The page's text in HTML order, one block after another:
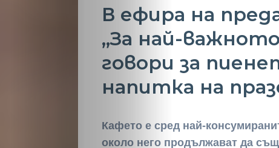
В ефира на
„За най-
говори за
напитка на
Кафето е сред най-
около него продължават да